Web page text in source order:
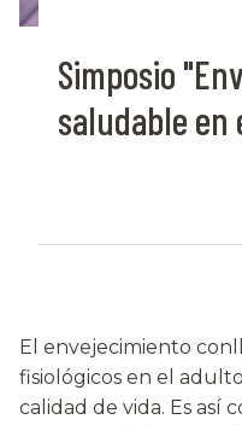
Simposio
saludable en
El envejecimiento
fisiológicos en el
calidad de vida. Es así